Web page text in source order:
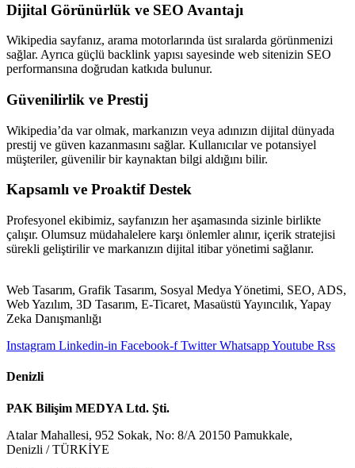
Dijital Görünürlük ve SEO Avantajı
Wikipedia sayfanız, arama motorlarında üst sıralarda görünmenizi
sağlar. Ayrıca güçlü backlink yapısı sayesinde web sitenizin SEO
performansına doğrudan katkıda bulunur.
Güvenilirlik ve Prestij
Wikipedia’da var olmak, markanızın veya adınızın dijital dünyada
prestij ve güven kazanmasını sağlar. Kullanıcılar ve potansiyel
müşteriler, güvenilir bir kaynaktan bilgi aldığını bilir.
Kapsamlı ve Proaktif Destek
Profesyonel ekibimiz, sayfanızın her aşamasında sizinle birlikte
çalışır. Olumsuz müdahalelere karşı önlemler alınır, içerik stratejisi
sürekli geliştirilir ve markanızın dijital itibar yönetimi sağlanır.
Web Tasarım, Grafik Tasarım, Sosyal Medya Yönetimi, SEO, ADS,
Web Yazılım, 3D Tasarım, E-Ticaret, Masaüstü Yayıncılık, Yapay
Zeka Danışmanlığı
Instagram Linkedin-in Facebook-f Twitter WhatsappYoutube Rss
Denizli
PAK Bilişim MEDYA Ltd. Şti.
Atalar Mahallesi, 952 Sokak, No: 8/A 20150 Pamukkale,
Denizli / TÜRKİYE